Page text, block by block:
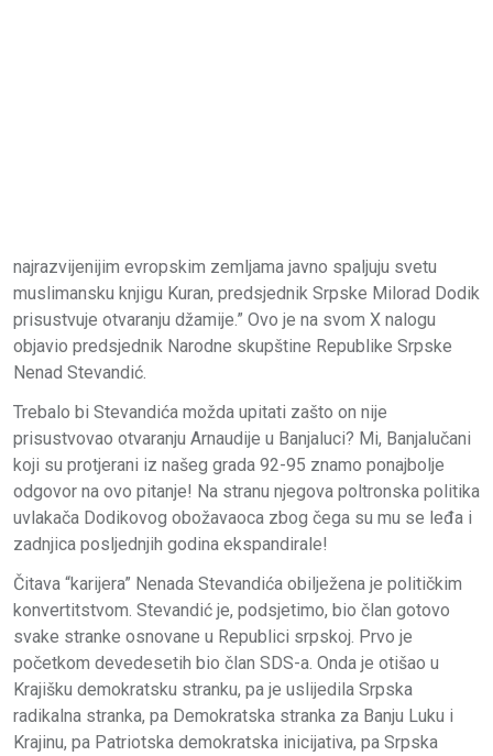
najrazvijenijim evropskim zemljama javno spaljuju svetu
muslimansku knjigu Kuran, predsjednik Srpske Milorad Dodik
prisustvuje otvaranju džamije.” Ovo je na svom X nalogu
objavio predsjednik Narodne skupštine Republike Srpske
Nenad Stevandić.
Trebalo bi Stevandića možda upitati zašto on nije
prisustvovao otvaranju Arnaudije u Banjaluci? Mi, Banjalučani
koji su protjerani iz našeg grada 92-95 znamo ponajbolje
odgovor na ovo pitanje! Na stranu njegova poltronska politika
uvlakača Dodikovog obožavaoca zbog čega su mu se leđa i
zadnjica posljednjih godina ekspandirale!
Čitava “karijera” Nenada Stevandića obilježena je političkim
konvertitstvom. Stevandić je, podsjetimo, bio član gotovo
svake stranke osnovane u Republici srpskoj. Prvo je
početkom devedesetih bio član SDS-a. Onda je otišao u
Krajišku demokratsku stranku, pa je uslijedila Srpska
radikalna stranka, pa Demokratska stranka za Banju Luku i
Krajinu, pa Patriotska demokratska inicijativa, pa Srpska